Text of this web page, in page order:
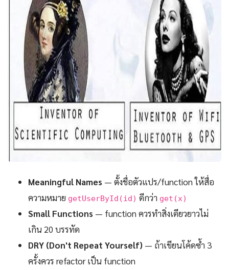
Meaningful Names — ตั้งชื่อตัวแปร/function ให้สื่อ
ความหมาย getUserById(id) ดีกว่า get(x)
Small Functions — function ควรทำสิ่งเดียวยาวไม่
เกิน 20 บรรทัด
DRY (Don't Repeat Yourself) — ถ้าเขียนโค้ดซ้ำ 3
ครั้งควร refactor เป็น function